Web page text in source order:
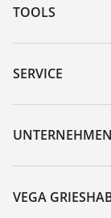
TOOLS
Download-Center
Gerätesuche
DTM Collection/
SERVICE
Trainings
UNTERNEHMEN
Karriere
Über VEGA
VEGA